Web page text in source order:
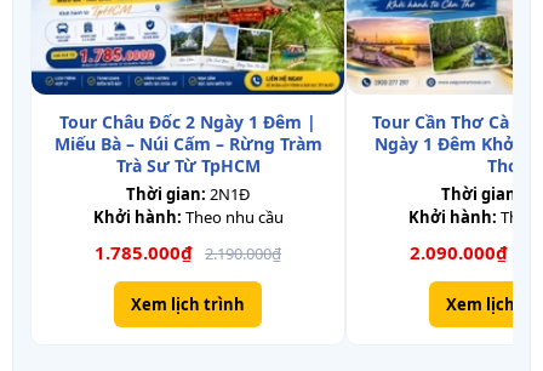
Tour Châu Đốc 2 Ngày 1 Đêm |
Miếu Bà – Núi Cấm – Rừng Tràm
Trà Sư Từ TpHCM
Thời gian: 2N1Đ
Khởi hành: Theo nhu cầu
1.785.000₫ 2.190.000₫
Xem lịch trình
Tour Cần Thơ Cà
Ngày 1 Đêm Khởi
Thơ
Thời gian:
Khởi hành: Theo
2.090.000₫
Xem lịch